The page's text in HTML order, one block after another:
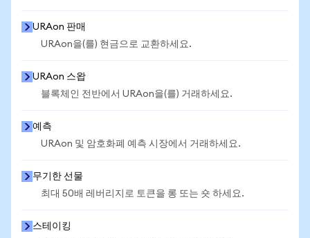
URAon 판매
URAon을(를) 현금으로 교환하세요.
URAon 스왑
블록체인 전반에서 URAon을(를) 거래하세요.
예측
URAon 및 암호화폐 예측 시장에서 거래하세요.
무기한 선물
최대 50배 레버리지로 토큰을 롱 또는 숏 하세요.
스테이킹